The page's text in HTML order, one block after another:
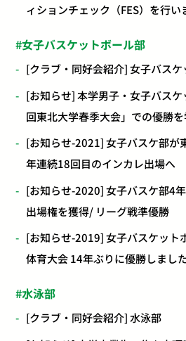
ィションチェック（FES）を行い
女子バスケットボール部
[クラブ・同好会紹介] 女子バス
[お知らせ] 本学男子・女子バス
回東北大学春季大会」での優勝
[お知らせ-2021] 女子バスケ部
年連続18回目のインカレ出場へ
[お知らせ-2020] 女子バスケ部4
出場権を獲得/ リーグ戦準優勝
[お知らせ-2019] 女子バスケット
体育大会 14年ぶりに優勝しまし
水泳部
[クラブ・同好会紹介] 水泳部